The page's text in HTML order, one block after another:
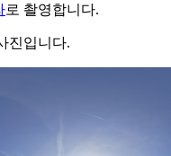
로 촬영합니다.
진입니다.